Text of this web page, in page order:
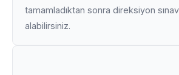
tamamladıktan sonra direksiyon
alabilirsiniz.